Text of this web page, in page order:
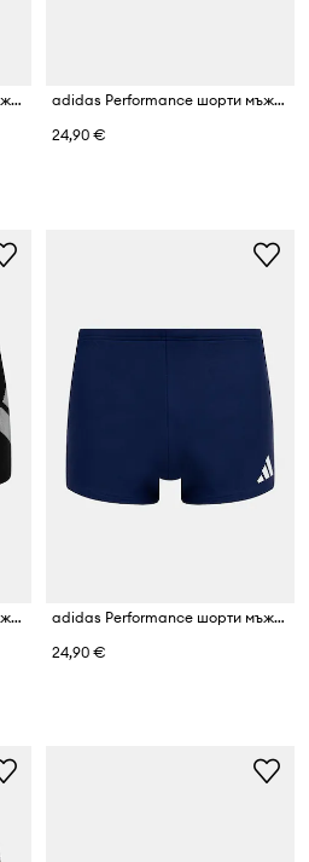
adidas Performance шорти мъжки
adidas Performance шорти мъжки Three Stripes
24,90 €
adidas Performance шорти мъжки
adidas Performance шорти мъжки
24,90 €